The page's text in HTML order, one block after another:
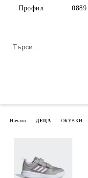
Профил
Начало ДЕЦА ОБУВКИ